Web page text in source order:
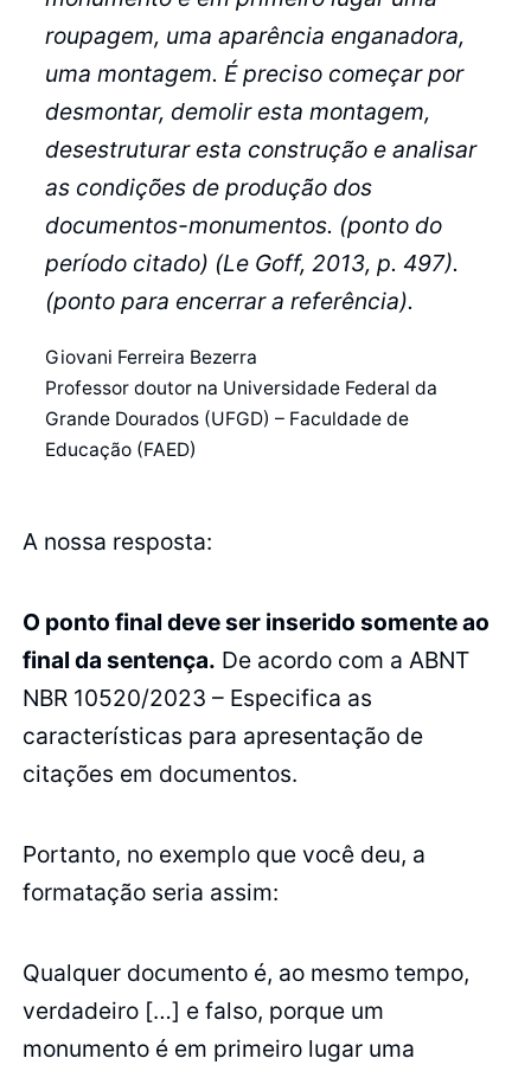
roupagem, uma aparência enganadora,
uma montagem. É preciso começar por
desmontar, demolir esta montagem,
desestruturar esta construção e analisar
as condições de produção dos
documentos-monumentos. (ponto do
período citado) (Le Goff, 2013, p. 497).
(ponto para encerrar a referência).
Giovani Ferreira Bezerra
Professor doutor na Universidade Federal da
Grande Dourados (UFGD) – Faculdade de
Educação (FAED)
A nossa resposta:
O ponto final deve ser inserido somente ao
final da sentença. De acordo com a ABNT
NBR 10520/2023 – Especifica as
características para apresentação de
citações em documentos.
Portanto, no exemplo que você deu, a
formatação seria assim:
Qualquer documento é, ao mesmo tempo,
verdadeiro […] e falso, porque um
monumento é em primeiro lugar uma